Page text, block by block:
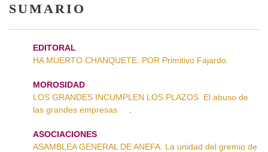
SUMARIO
EDITORAL
HA MUERTO CHANQUETE. POR Primitivo Fajardo.
MOROSIDAD
LOS GRANDES INCUMPLEN LOS PLAZOS. El abuso de
las grandes empresas
ASOCIACIONES
ASAMBLEA GENERAL DE ANEFA. La unidad del gremio de